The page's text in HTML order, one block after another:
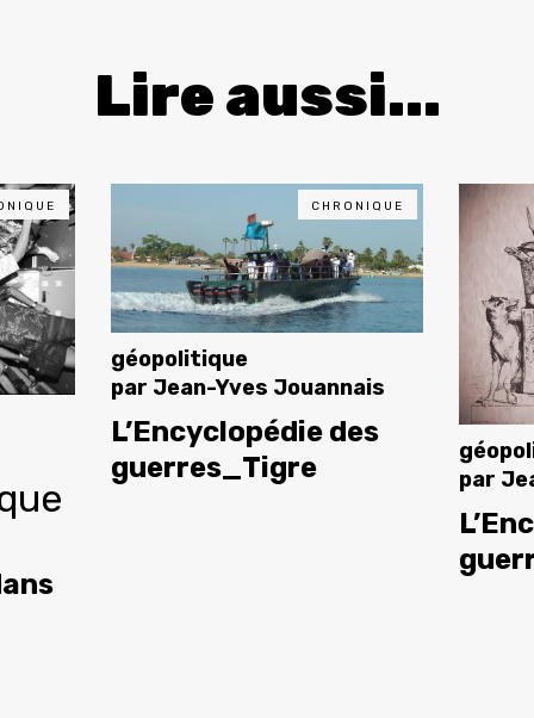
Lire aussi...
CHRONIQUE
géopolitique
par Jean-Yves Jouannais
L’Encyclopédie des
guerres_Tigre
par